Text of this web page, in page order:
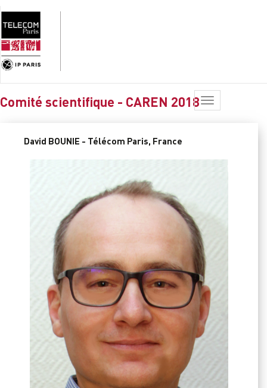
Toggle
navigation
Comité scientifique - CAREN 2018
David BOUNIE - Télécom Paris, France